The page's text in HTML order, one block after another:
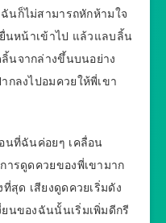
นก็ไม่สามารถหักห้ามใจ
นหน้าเข้าไป แล้วแลบลิ้น
นจากล่างขึ้นบนอย่าง
ลงไปอมควยให้พี่เขา
นที่ฉันค่อยๆ เคลื่อน
ารดูดควยของพี่เขามาก
สุด เสียงดูดควยเริ่มดัง
นของฉันนั้นเริ่มเพิ่มดีกรี